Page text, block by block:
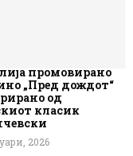
промовирано
„Пред дождот“
од
класик
2026